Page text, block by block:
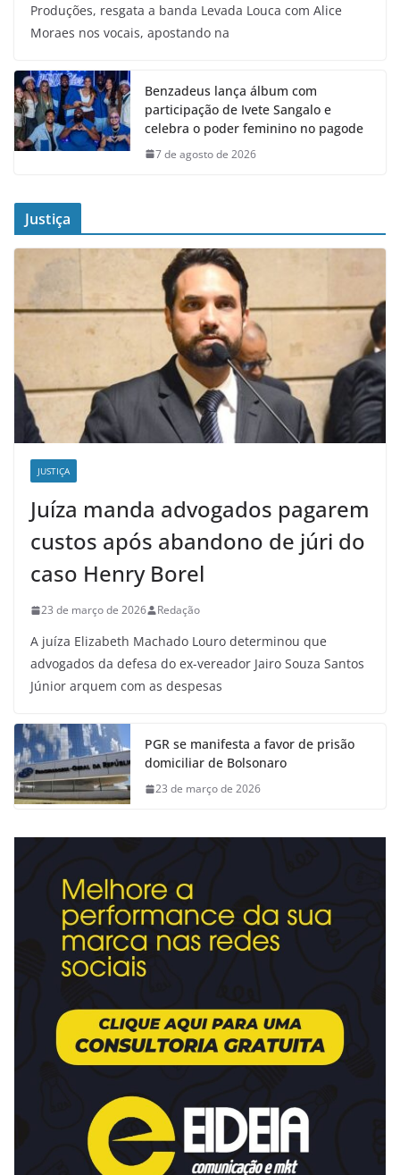
Produções, resgata a banda Levada Louca com Alice
Moraes nos vocais, apostando na
Benzadeus lança álbum com
participação de Ivete Sangalo e
celebra o poder feminino no pagode
7 de agosto de 2026
Justiça
JUSTIÇA
Juíza manda advogados pagarem
custos após abandono de júri do
caso Henry Borel
23 de março de 2026 Redação
A juíza Elizabeth Machado Louro determinou que
advogados da defesa do ex-vereador Jairo Souza Santos
Júnior arquem com as despesas
PGR se manifesta a favor de prisão
domiciliar de Bolsonaro
23 de março de 2026